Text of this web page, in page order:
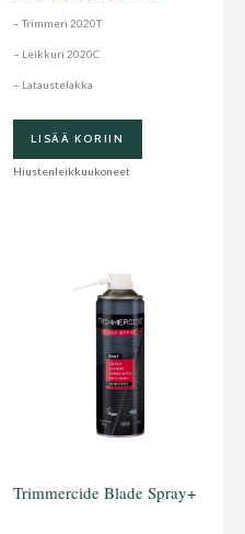
– Trimmeri 2020T
– Leikkuri 2020C
– Lataustelakka
LISÄÄ KORIIN
Hiustenleikkuukoneet
Trimmercide Blade Spray+